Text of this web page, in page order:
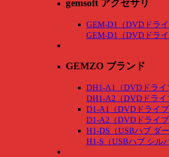
gemsoft アクセサリ
GEM-D1（DVDドラ
GEM-D1（DVDドラ
GEMZO ブランド
DH1-A1（DVDドライ
DH1-A2（DVDドライ
D1-A1（DVDドライ
D1-A2（DVDドライ
H1-DS（USBハブ ダ
H1-S（USBハブ シル